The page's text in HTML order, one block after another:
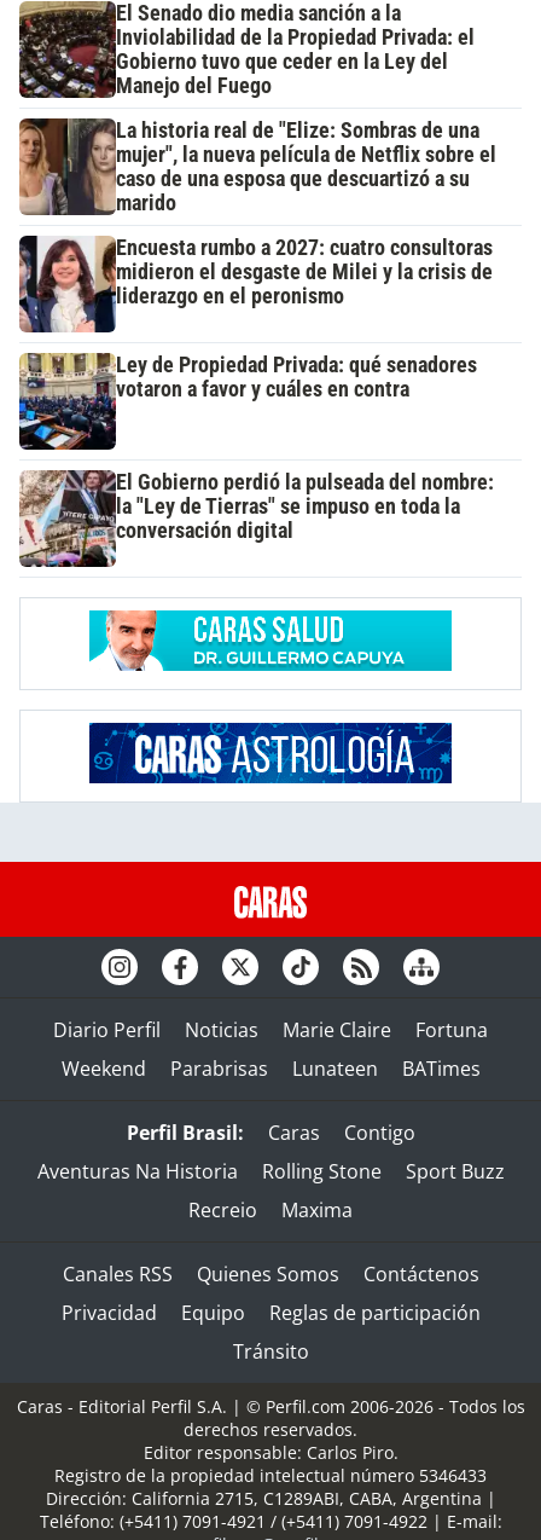
El Senado dio media sanción a la
Inviolabilidad de la Propiedad Privada: el
Gobierno tuvo que ceder en la Ley del
Manejo del Fuego
La historia real de "Elize: Sombras de una
mujer", la nueva película de Netflix sobre el
caso de una esposa que descuartizó a su
marido
Encuesta rumbo a 2027: cuatro consultoras
midieron el desgaste de Milei y la crisis de
liderazgo en el peronismo
Ley de Propiedad Privada: qué senadores
votaron a favor y cuáles en contra
El Gobierno perdió la pulseada del nombre:
la "Ley de Tierras" se impuso en toda la
conversación digital
Diario Perfil Noticias Marie Claire
Fortuna
Weekend
Parabrisas Lunateen BATimes
Perfil Brasil: Caras
Contigo
Aventuras Na Historia
Rolling Stone
Sport Buzz
Recreio
Maxima
Canales RSS Quienes Somos
Contáctenos
Privacidad
Equipo
Reglas de participación
Tránsito
Caras - Editorial Perfil S.A. | © Perfil.com 2006-2026 - Todos los
derechos reservados.
Editor responsable: Carlos Piro.
Registro de la propiedad intelectual número 5346433
Dirección: California 2715, C1289ABI, CABA, Argentina |
Teléfono: (+5411) 7091-4921 / (+5411) 7091-4922| E-mail: